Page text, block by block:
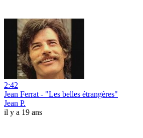
2:42
Jean Ferrat - "Les belles étrangères"
Jean P.
il y a 19 ans